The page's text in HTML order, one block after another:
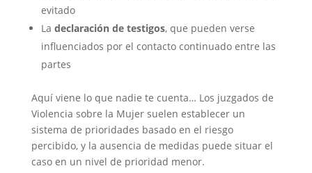
evitado
La declaración de testigos, que pueden verse
influenciados por el contacto continuado entre las
partes
Aquí viene lo que nadie te cuenta… Los juzgados de
Violencia sobre la Mujer suelen establecer un
sistema de prioridades basado en el riesgo
percibido, y la ausencia de medidas puede situar el
caso en un nivel de prioridad menor.